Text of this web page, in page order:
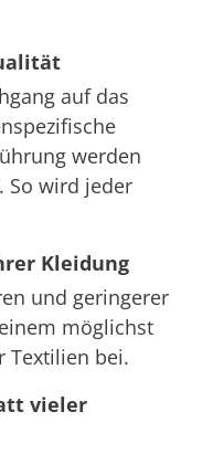
auf das
werden
So wird jeder
Kleidung
und geringerer
möglichst
Textilien bei.
vieler